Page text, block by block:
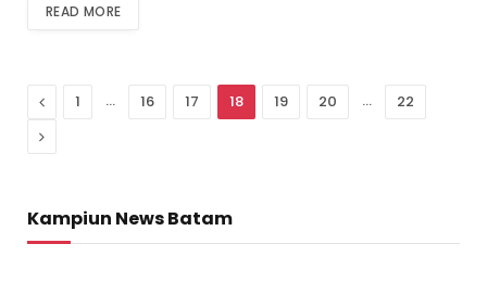
READ MORE
Previous
1 … 16 17 18 19 20 … 22
Next
Kampiun News Batam